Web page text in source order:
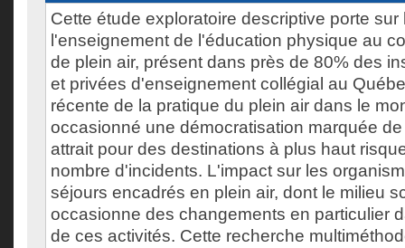
Cette étude exploratoire descriptive porte sur
l'enseignement de l'éducation physique au
de plein air, présent dans près de 80% des
et privées d'enseignement collégial au
récente de la pratique du plein air dans le
occasionné une démocratisation marquée
attrait pour des destinations à plus haut
nombre d'incidents. L'impact sur les
séjours encadrés en plein air, dont le milieu
occasionne des changements en particulier
de ces activités. Cette recherche